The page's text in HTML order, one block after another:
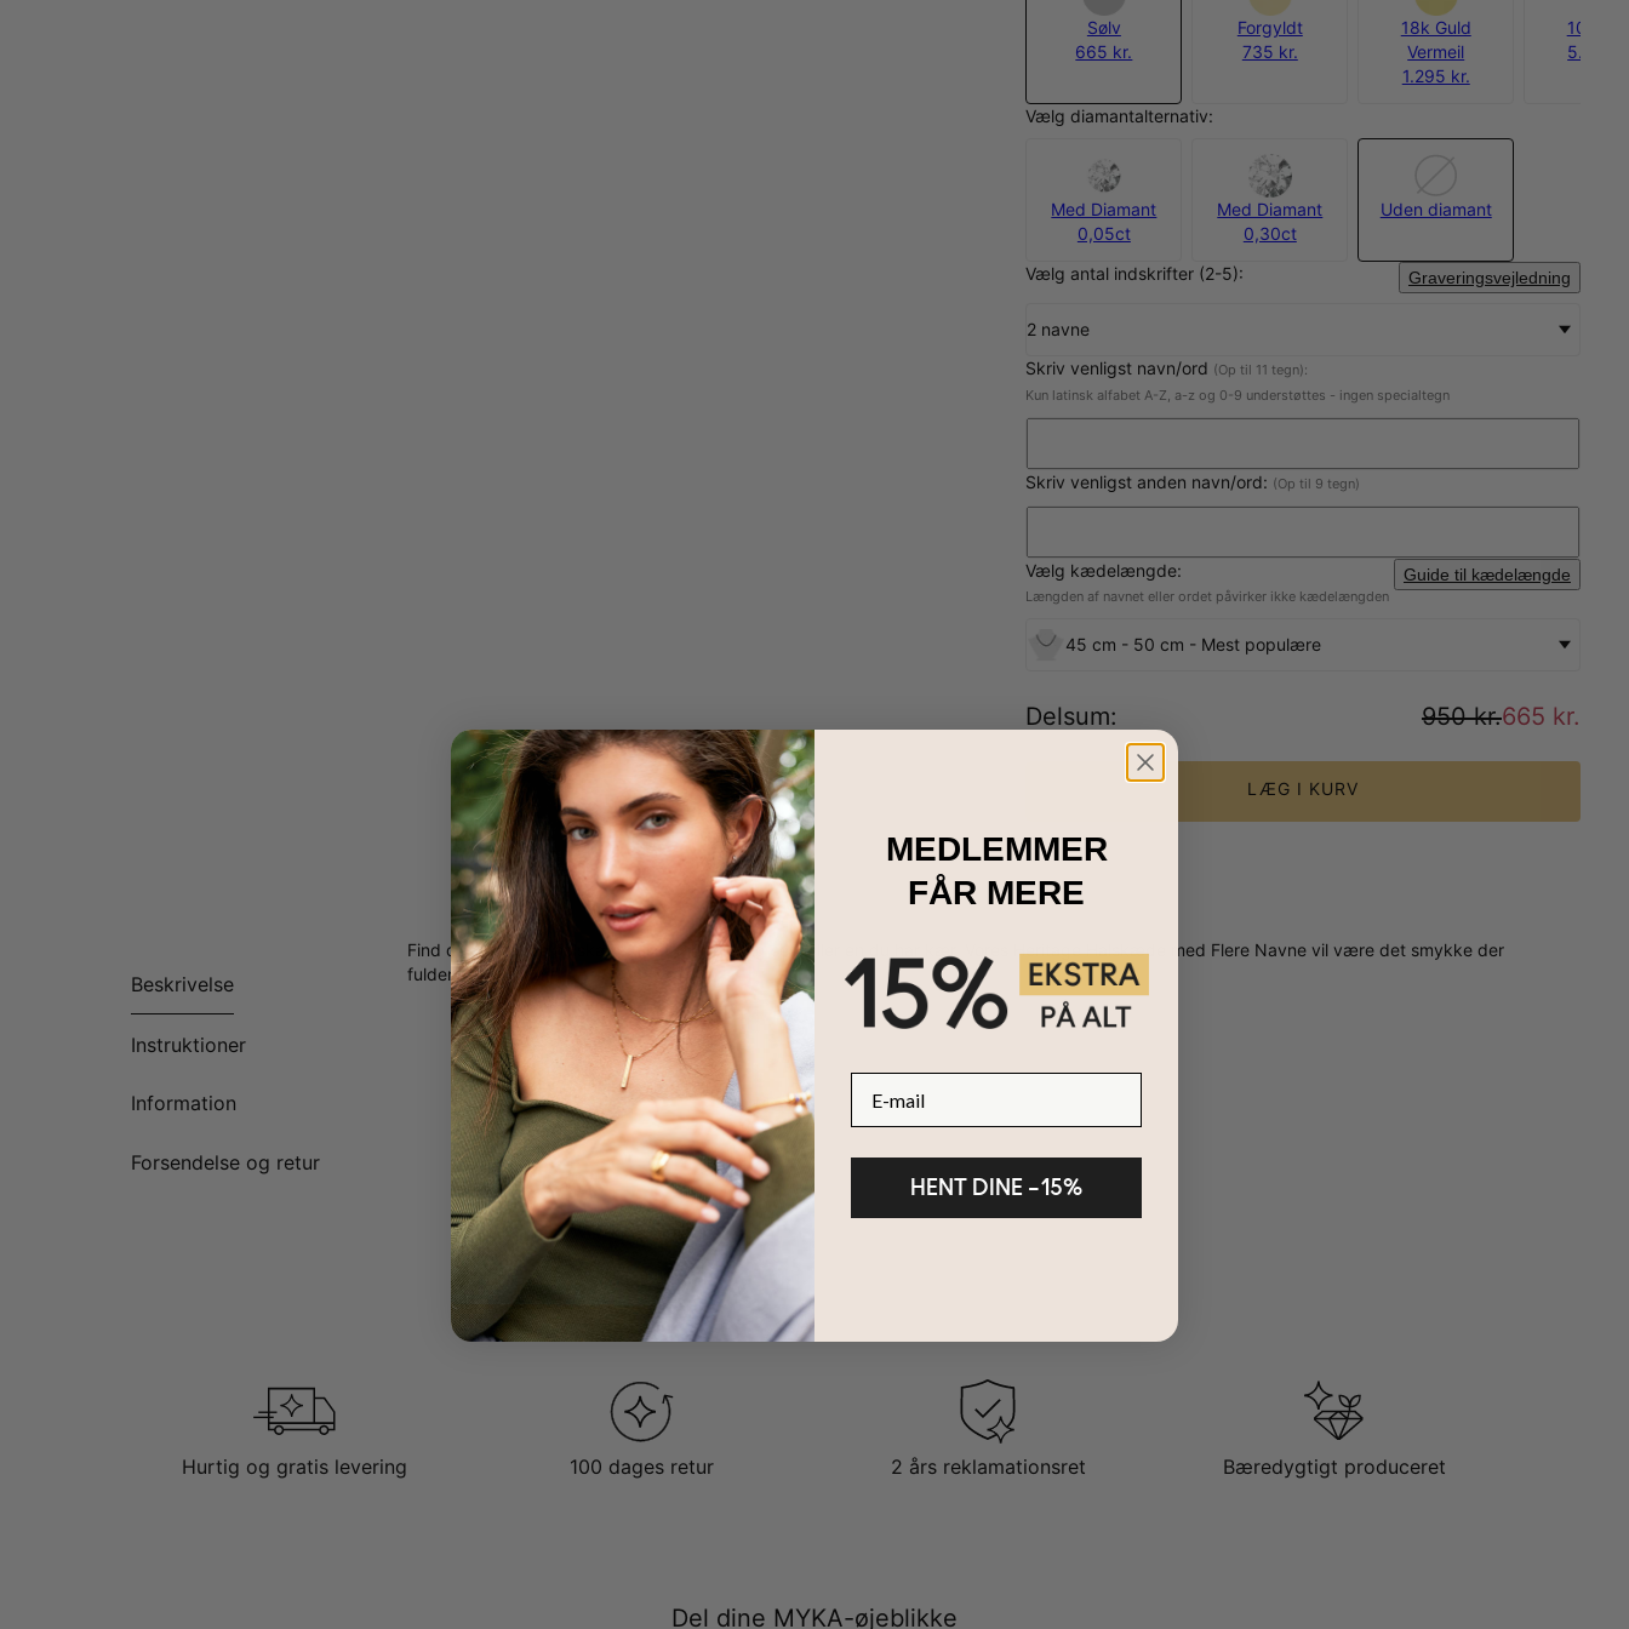
Sølv
665 kr.
Forgyldt
735 kr.
18k Guld
Vermeil
1.295 kr.
10k
5.100
Vælg diamantalternativ:
Med Diamant
0,05ct
Med Diamant
0,30ct
Uden diamant
Vælg antal indskrifter (2-5): Graveringsvejledning
2 navne
Skriv venligst navn/ord (Op til 11 tegn):
Kun latinsk alfabet A-Z, a-z og 0-9 understøttes - ingen specialtegn
Skriv venligst anden navn/ord: (Op til 9 tegn)
Vælg kædelængde: Guide til kædelængde
Længden af ​​navnet eller ordet påvirker ikke kædelængden
45 cm - 50 cm - Mest populære
Delsum: 950 kr.665 kr.
LÆG I KURV
Beskrivelse
Instruktioner
Information
Forsendelse og retur
Find den perfekte halskæde til at forkæle dig selv eller en du har kær. Vores Heritage Halskæde med Flere Navne vil være det smykke der
fuldender dit outfit.
Hurtig og gratis levering 100 dages retur 2 års reklamationsret Bæredygtigt produceret
Del dine MYKA-øjeblikke
MEDLEMMER
FÅR MERE
HENT DINE –15%